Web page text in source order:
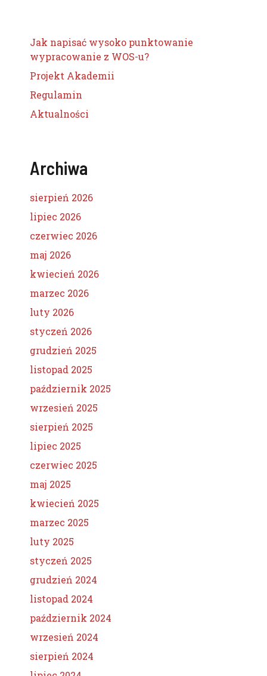
Jak napisać wysoko punktowanie
wypracowanie z WOS-u?
Projekt Akademii
Regulamin
Aktualności
Archiwa
sierpień 2026
lipiec 2026
czerwiec 2026
maj 2026
kwiecień 2026
marzec 2026
luty 2026
styczeń 2026
grudzień 2025
listopad 2025
październik 2025
wrzesień 2025
sierpień 2025
lipiec 2025
czerwiec 2025
maj 2025
kwiecień 2025
marzec 2025
luty 2025
styczeń 2025
grudzień 2024
listopad 2024
październik 2024
wrzesień 2024
sierpień 2024